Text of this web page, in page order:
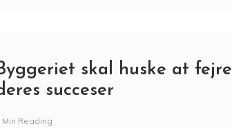
skal huske at fejre
succeser
Min Reading